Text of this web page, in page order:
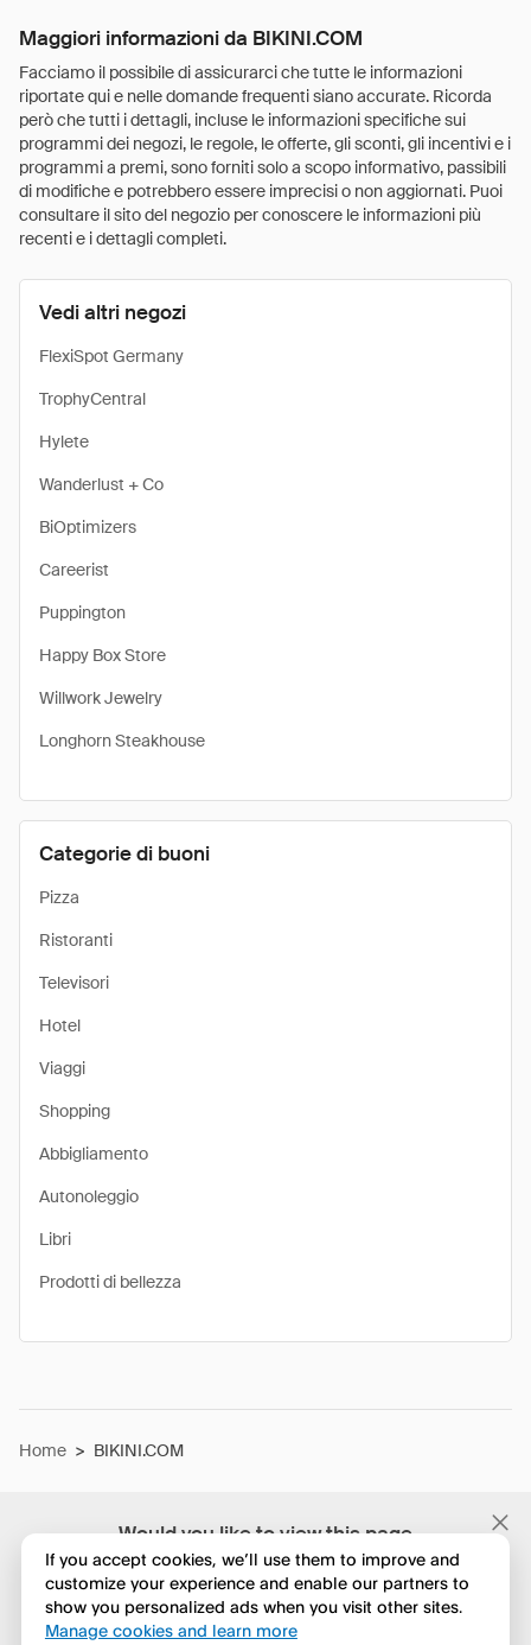
Would you like to view this page
in English?
No, continua a esplorare
Maggiori informazioni da BIKINI.COM
Facciamo il possibile di assicurarci che tutte le informazioni
riportate qui e nelle domande frequenti siano accurate. Ricorda
però che tutti i dettagli, incluse le informazioni specifiche sui
programmi dei negozi, le regole, le offerte, gli sconti, gli incentivi e i
programmi a premi, sono forniti solo a scopo informativo, passibili
di modifiche e potrebbero essere imprecisi o non aggiornati. Puoi
consultare il sito del negozio per conoscere le informazioni più
recenti e i dettagli completi.
Vedi altri negozi
FlexiSpot Germany
TrophyCentral
Hylete
Wanderlust + Co
BiOptimizers
Careerist
Puppington
Happy Box Store
Willwork Jewelry
Longhorn Steakhouse
Categorie di buoni
Pizza
Ristoranti
Televisori
Hotel
Viaggi
Shopping
Abbigliamento
Autonoleggio
Libri
Prodotti di bellezza
Home > BIKINI.COM
If you accept cookies, we’ll use them to improve and
customize your experience and enable our partners to
show you personalized ads when you visit other sites.
Manage cookies and learn more